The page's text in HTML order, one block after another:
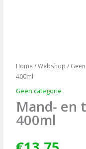
Home /Webshop /
400ml
Geen categorie
Mand- en
400ml